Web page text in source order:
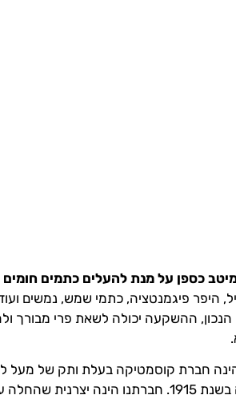
כספן על מנת להעלים כתמים
היפר פיגמנטציה, כתמי שמש, נמשים
ההשקעה יכולה לשאת פרי מבורך
בארץ, אשר נוסדה באירופה בשנת 1915. חברתנו הינה